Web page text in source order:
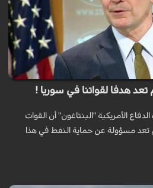
تعد هدفا لقواتنا في سوريا !
الدفاع الأمريكية "البنتاغون" أن القوات
تعد مسؤولة عن حماية النفط في هذا